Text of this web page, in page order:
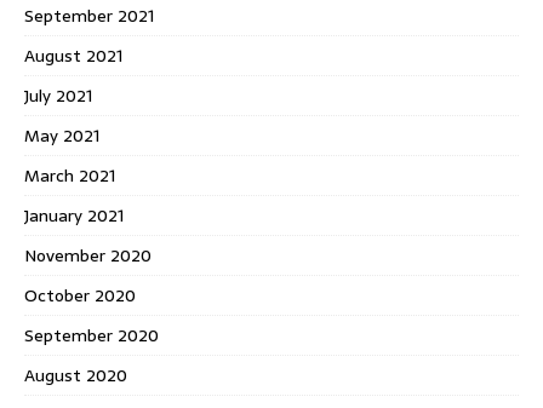
September 2021
August 2021
July 2021
May 2021
March 2021
January 2021
November 2020
October 2020
September 2020
August 2020